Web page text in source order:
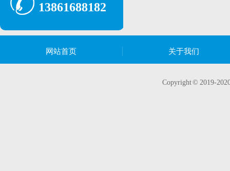
13861688182
网站首页 关于我们
Copyright © 2019-